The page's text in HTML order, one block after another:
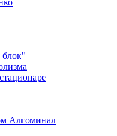
Алгоминал